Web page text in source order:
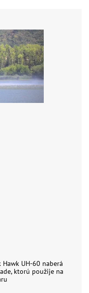
UH-60 naberá
ktorú použije na